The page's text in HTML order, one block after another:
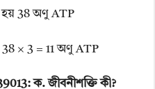
হয় 38 অণু ATP
× 3 = 11 অণু ATP
3: ক. জীবনীশক্তি কী?